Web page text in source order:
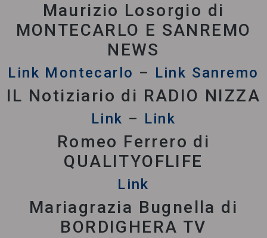
Maurizio Losorgio di
MONTECARLO E SANREMO
NEWS
Link Montecarlo – Link Sanremo
IL Notiziario di RADIO NIZZA
Link – Link
Romeo Ferrero di
QUALITYOFLIFE
Link
Mariagrazia Bugnella di
BORDIGHERA TV